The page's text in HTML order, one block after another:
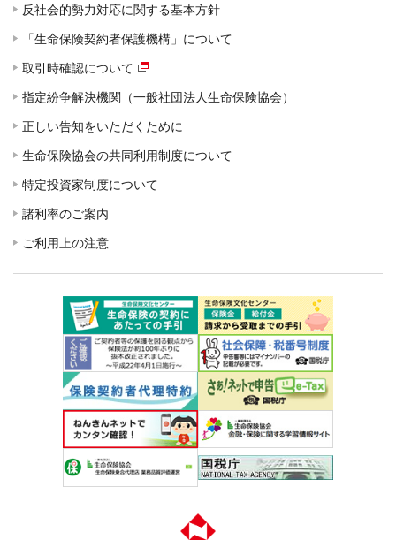
反社会的勢力対応に関する基本方針
「生命保険契約者保護機構」について
取引時確認について
指定紛争解決機関（一般社団法人生命保険協会）
正しい告知をいただくために
生命保険協会の共同利用制度について
特定投資家制度について
諸利率のご案内
ご利用上の注意